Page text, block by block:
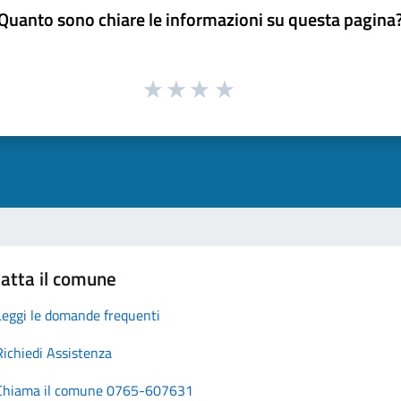
sono chiare le informazioni su questa
il comune
le domande frequenti
Assistenza
il comune 0765-607631